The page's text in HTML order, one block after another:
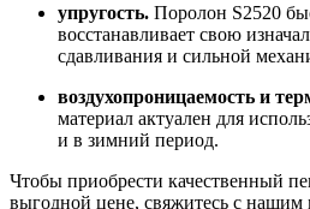
упругость. Поролон S2520
восстанавливает свою
сдавливания и сильной
воздухопроницаемость и
материал актуален для
и в зимний период.
Чтобы приобрести качественный
выгодной цене, свяжитесь с нашим